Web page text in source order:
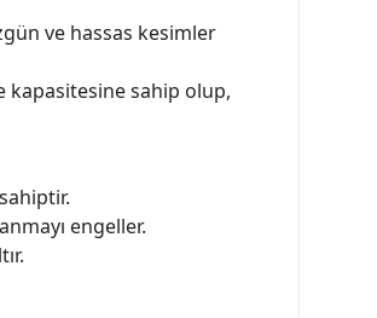
ve hassas kesimler
kapasitesine sahip olup,
engeller.